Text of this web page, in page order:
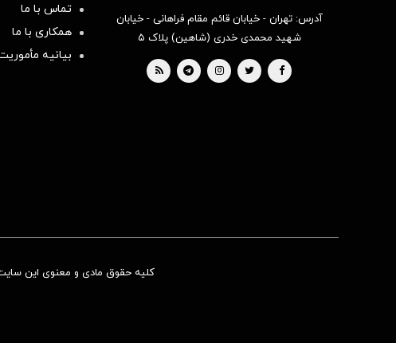
آدرس: تهران - خیابان قائم مقام فراهانی - خیابان
شهید محمدی خدری (شاهین) پلاک ۵
تماس با ما
همکاری با ما
بیانیه
کلیه حقوق مادی و معنوی این سایت